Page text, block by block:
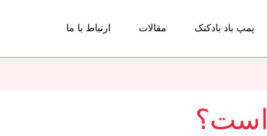
پمپ باد بادکنک مقالات ارتباط با ما
است؟